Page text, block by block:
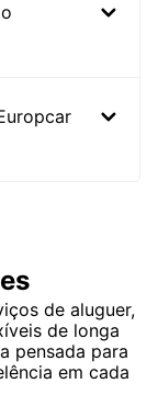
de aluguer,
de longa
pensada para
em cada